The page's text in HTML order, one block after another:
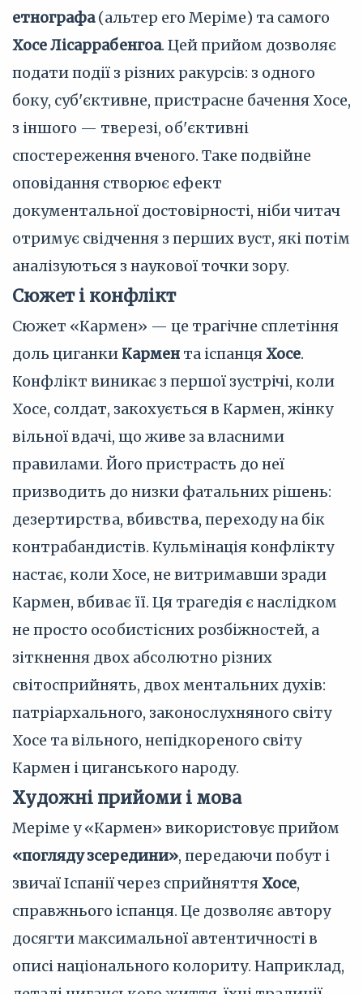
етнографа(альтер его Меріме) та самого
Хосе Лісаррабенгоа. Цей прийом дозволяє
подати події з різних ракурсів: з одного
боку, суб'єктивне, пристрасне бачення Хосе,
з іншого — тверезі, об'єктивні
спостереження вченого. Таке подвійне
оповідання створює ефект
документальної достовірності, ніби читач
отримує свідчення з перших вуст, які потім
аналізуються з наукової точки зору.
Сюжет і конфлікт
Сюжет «Кармен» — це трагічне сплетіння
доль циганки Кармен та іспанцяХосе.
Конфлікт виникає з першої зустрічі, коли
Хосе, солдат, закохується в Кармен, жінку
вільної вдачі, що живе за власними
правилами. Його пристрасть до неї
призводить до низки фатальних рішень:
дезертирства, вбивства, переходу на бік
контрабандистів. Кульмінація конфлікту
настає, коли Хосе, не витримавши зради
Кармен, вбиває її. Ця трагедія є наслідком
не просто особистісних розбіжностей, а
зіткнення двох абсолютно різних
світосприйнять, двох ментальних духів:
патріархального, законослухняного світу
Хосе та вільного, непідкореного світу
Кармен і циганського народу.
Художні прийоми і мова
Меріме у «Кармен» використовує прийом
«погляду зсередини», передаючи побут і
звичаї Іспанії через сприйняттяХосе,
справжнього іспанця. Це дозволяє автору
досягти максимальної автентичності в
описі національного колориту. Наприклад,